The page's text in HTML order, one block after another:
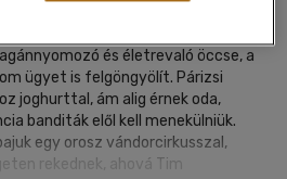
és életrevaló öccse, a
ügyet is felgöngyölít. Párizsi
joghurttal, ám alig érnek oda,
banditák elől kell menekülniük.
egy orosz vándorcirkusszal,
rekednek, ahová Tim